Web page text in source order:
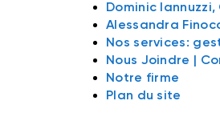
Dominic
Alessandra
Nos services:
Nous Joindre |
Notre firme
Plan du site